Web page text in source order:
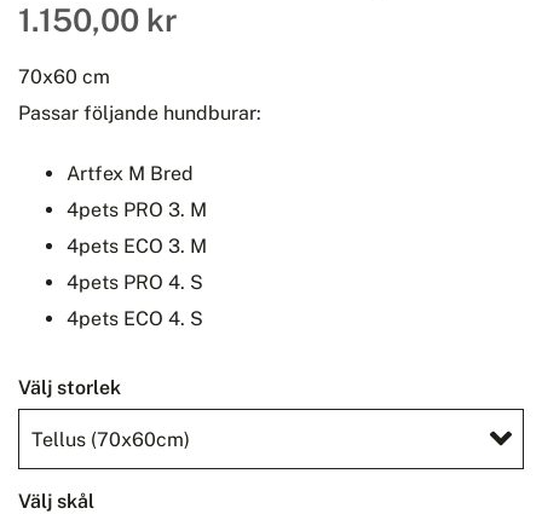
1.150,00 kr
70x60 cm
Passar följande hundburar:
Artfex M Bred
4pets PRO 3. M
4pets ECO 3. M
4pets PRO 4. S
4pets ECO 4. S
Välj storlek
Välj skål